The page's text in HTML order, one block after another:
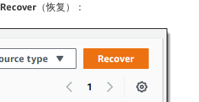
Recover （恢复）：